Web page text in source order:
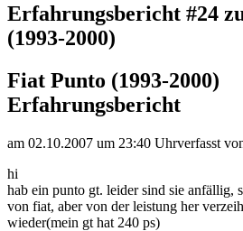
Erfahrungsbericht #24
(1993-2000)
Fiat Punto (1993-2000)
Erfahrungsbericht
am 02.10.2007 um 23:40 Uhrverfasst
hi
hab ein punto gt. leider sind sie anfällig,
von fiat, aber von der leistung her
wieder(mein gt hat 240 ps)